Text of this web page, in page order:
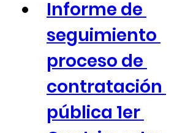
Informe de
seguimiento
proceso de
contratación
pública 1er